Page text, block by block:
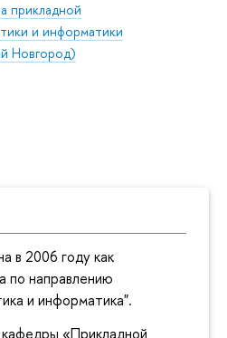
в 2006 году как
по направлению
и информатика".
«Прикладной
прикладной
и информатики
Новгород)